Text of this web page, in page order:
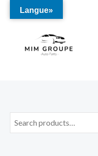
Langue»